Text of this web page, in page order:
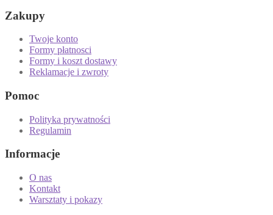
Zakupy
Twoje konto
Formy płatnosci
Formy i koszt dostawy
Reklamacje i zwroty
Pomoc
Polityka prywatności
Regulamin
Informacje
O nas
Kontakt
Warsztaty i pokazy